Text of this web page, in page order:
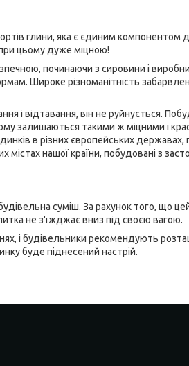
глини, яка є єдиним компонентом
при цьому дуже міцною!
починаючи з сировини і
Широке різноманітність
і відтавання, він не руйнується.
залишаються такими ж міцними і
в різних європейських державах,
містах нашої країни, побудовані з
суміш. За рахунок того, що
не з'їжджає вниз під своєю вагою.
і будівельники рекомендують
буде піднесений настрій.